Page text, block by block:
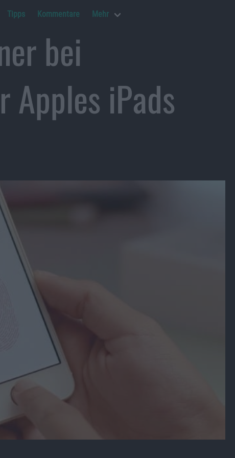
Tipps Kommentare Mehr
bei
Apples iPads